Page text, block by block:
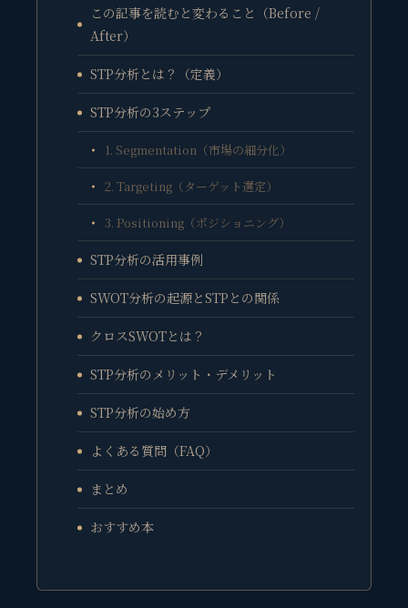
この記事を読むと変わること（Before /
After）
STP分析とは？（定義）
STP分析の3ステップ
1. Segmentation（市場の細分化）
2. Targeting（ターゲット選定）
3. Positioning（ポジショニング）
STP分析の活用事例
SWOT分析の起源とSTPとの関係
クロスSWOTとは？
STP分析のメリット・デメリット
STP分析の始め方
よくある質問（FAQ）
まとめ
おすすめ本